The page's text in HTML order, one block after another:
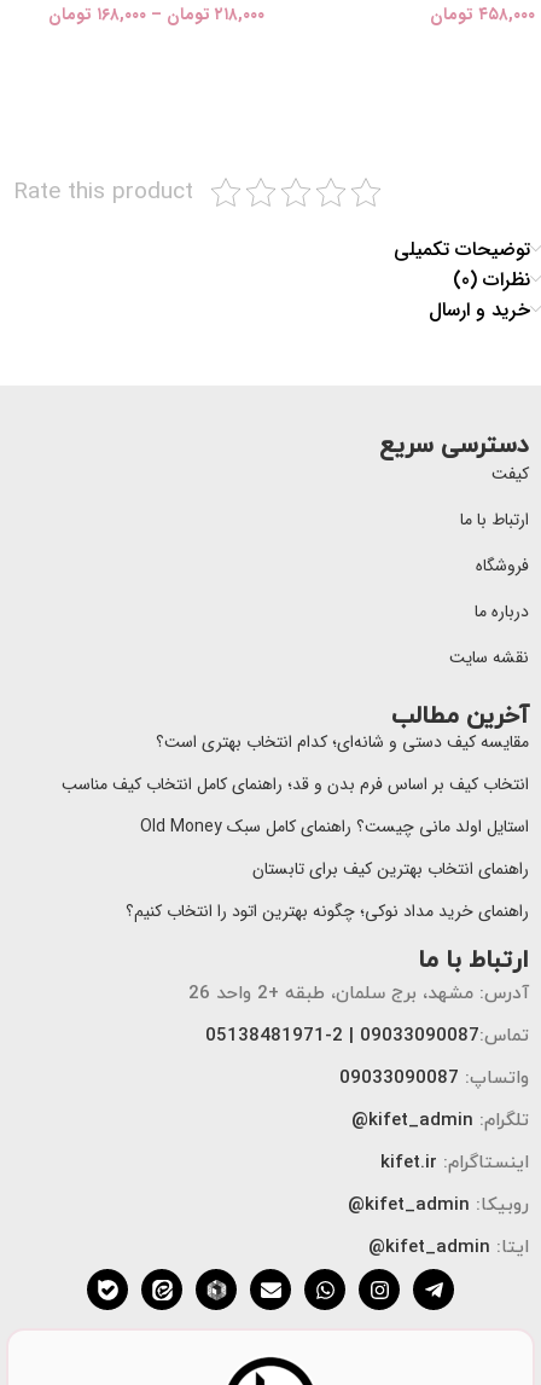
۴۵۸,۰۰۰ تومان
۲۱۸,۰۰۰ تومان – ۱۶۸,۰۰۰ تومان
Rate this product
توضیحات تکمیلی
نظرات (0)
خرید و ارسال
دسترسی سریع
کیفت
ارتباط با ما
فروشگاه
درباره ما
نقشه سایت
آخرین مطالب
مقایسه کیف دستی و شانه‌ای؛ کدام انتخاب بهتری است؟
انتخاب کیف بر اساس فرم بدن و قد؛ راهنمای کامل انتخاب کیف مناسب
استایل اولد مانی چیست؟ راهنمای کامل سبک Old Money
راهنمای انتخاب بهترین کیف برای تابستان
راهنمای خرید مداد نوکی؛ چگونه بهترین اتود را انتخاب کنیم؟
ارتباط با ما
آدرس: مشهد، برج سلمان، طبقه +2 واحد 26
تماس:09033090087 |
2
-
05138481971
واتساپ: 09033090087
تلگرام: kifet_admin@
اینستاگرام: kifet.ir
روبیکا: kifet_admin@
ایتا: kifet_admin@